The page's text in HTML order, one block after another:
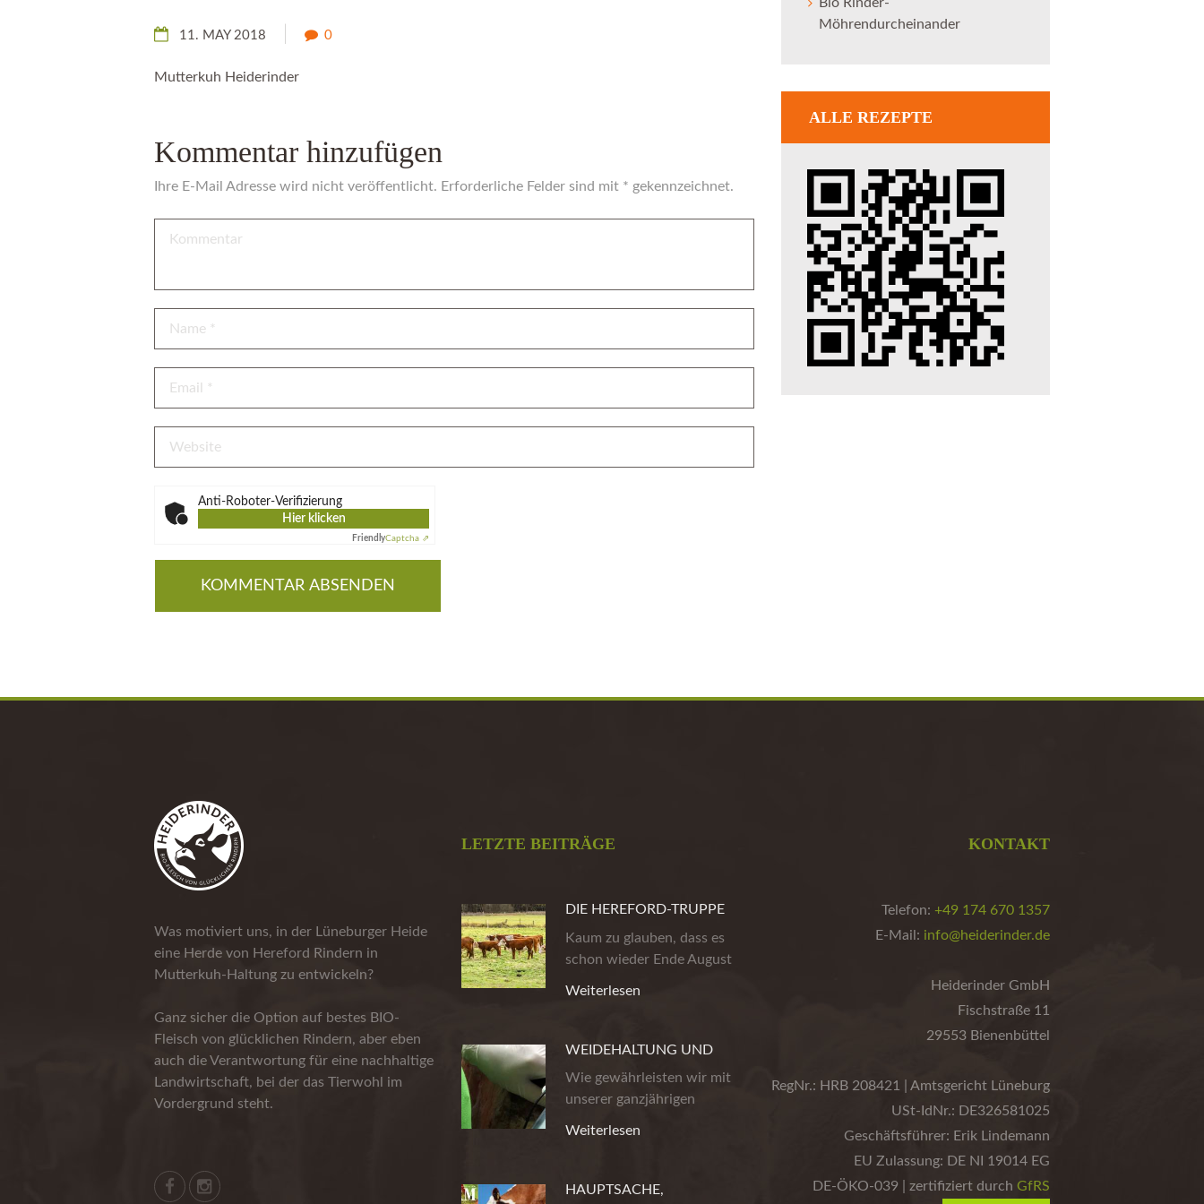
11. MAY 2018 0
Mutterkuh Heiderinder
Kommentar hinzufügen
Ihre E-Mail Adresse wird nicht veröffentlicht. Erforderliche Felder sind mit * gekennzeichnet.
Anti-Roboter-Verifizierung
Hier klicken
FriendlyCaptcha ⇗
Möhrendurcheinander
ALLE REZEPTE
Was motiviert uns, in der Lüneburger Heide
eine Herde von Hereford Rindern in
Mutterkuh-Haltung zu entwickeln?
Ganz sicher die Option auf bestes BIO-
Fleisch von glücklichen Rindern, aber eben
auch die Verantwortung für eine nachhaltige
Landwirtschaft, bei der das Tierwohl im
Vordergrund steht.
LETZTE BEITRÄGE
DIE HEREFORD-TRUPPE
AUS DER HEIDE
Kaum zu glauben, dass es
schon wieder Ende August
Weiterlesen
WEIDEHALTUNG UND
PRODUKTSICHERHEIT
Wie gewährleisten wir mit
unserer ganzjährigen
Weiterlesen
HAUPTSACHE,
KONTAKT
Telefon: +49 174 670 1357
E-Mail: info@heiderinder.de
Heiderinder GmbH
Fischstraße 11
29553 Bienenbüttel
RegNr.: HRB 208421 | Amtsgericht Lüneburg
USt-IdNr.: DE326581025
Geschäftsführer: Erik Lindemann
EU Zulassung: DE NI 19014 EG
DE-ÖKO-039 | zertifiziert durch GfRS